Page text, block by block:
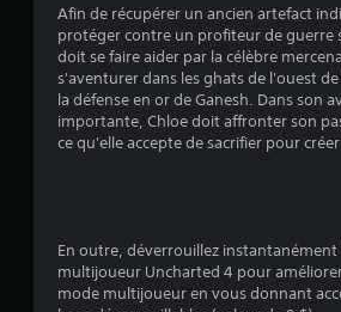
Afin de récupérer un ancien artefact
protéger contre un profiteur de guerre
doit se faire aider par la célèbre
s'aventurer dans les ghats de l'ouest
la défense en or de Ganesh. Dans son
importante, Chloe doit affronter son
ce qu'elle accepte de sacrifier pour
En outre, déverrouillez
multijoueur Uncharted 4 pour
mode multijoueur en vous donnant